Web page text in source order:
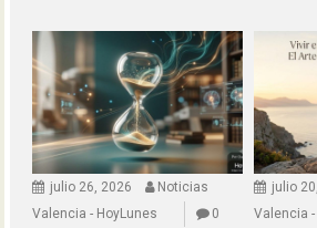
julio 26, 2026
Noticias
Valencia - HoyLunes
0
julio
Valencia